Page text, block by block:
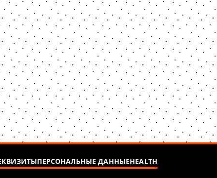
ПЕРСОНАЛЬНЫЕ ДАННЫЕHEALTH